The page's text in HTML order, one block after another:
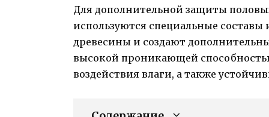
Для дополнительной защиты
используются специальные
древесины и создают
высокой проникающей
воздействия влаги, а также